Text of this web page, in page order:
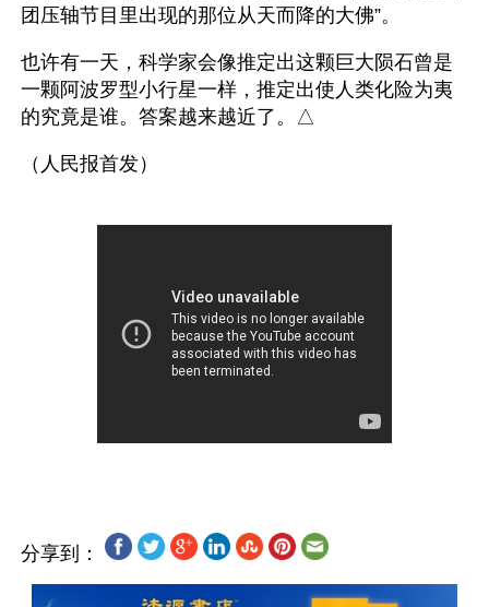
团压轴节目里出现的那位从天而降的大佛”。
也许有一天，科学家会像推定出这颗巨大陨石曾是
一颗阿波罗型小行星一样，推定出使人类化险为夷
的究竟是谁。答案越来越近了。△
（人民报首发）
分享到：